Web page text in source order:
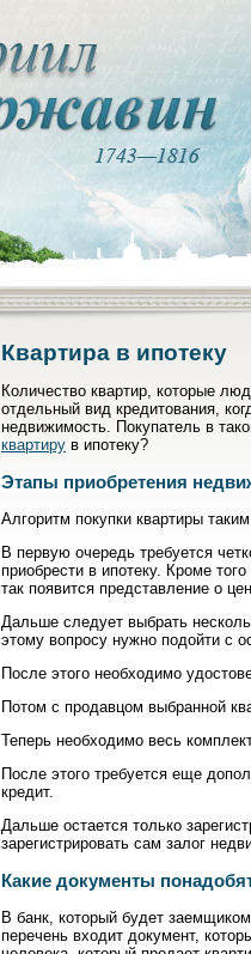
Квартира в ипотеку
Количество квартир, которые
отдельный вид кредитования,
недвижимость. Покупатель в
квартиру в ипотеку?
Этапы приобретения
Алгоритм покупки квартиры
В первую очередь требуется
приобрести в ипотеку. Кроме
так появится представление о
Дальше следует выбрать
этому вопросу нужно подойти с
После этого необходимо
Потом с продавцом выбранной
Теперь необходимо весь
После этого требуется еще
кредит.
Дальше остается только
зарегистрировать сам залог
Какие документы
В банк, который будет
перечень входит документ,